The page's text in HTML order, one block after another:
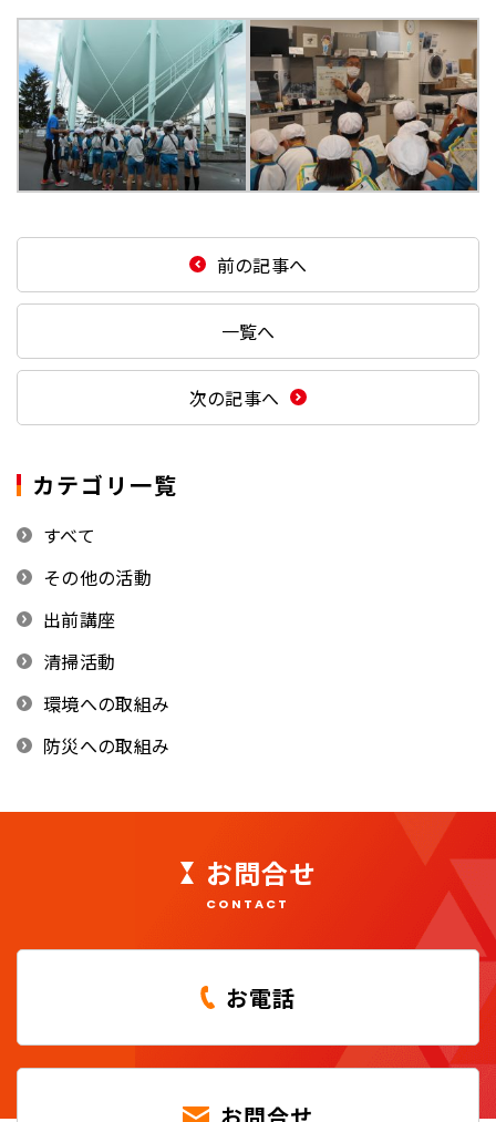
前の記事へ
一覧へ
次の記事へ
カテゴリ一覧
すべて
その他の活動
出前講座
清掃活動
環境への取組み
防災への取組み
お問合せ
CONTACT
お電話